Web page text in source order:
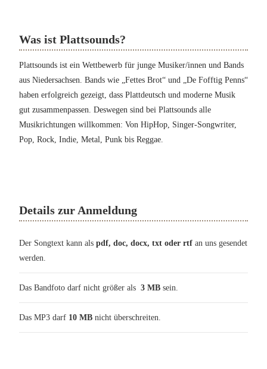
Was ist Plattsounds?
Plattsounds ist ein Wettbewerb für junge Musiker/innen und Bands
aus Niedersachsen. Bands wie „Fettes Brot“ und „De Fofftig Penns“
haben erfolgreich gezeigt, dass Plattdeutsch und moderne Musik
gut zusammenpassen. Deswegen sind bei Plattsounds alle
Musikrichtungen willkommen: Von HipHop, Singer-Songwriter,
Pop, Rock, Indie, Metal, Punk bis Reggae.
Details zur Anmeldung
Der Songtext kann als pdf, doc, docx, txt oder rtf an uns gesendet
werden.
Das Bandfoto darf nicht größer als 3 MB sein.
Das MP3 darf 10 MB nicht überschreiten.